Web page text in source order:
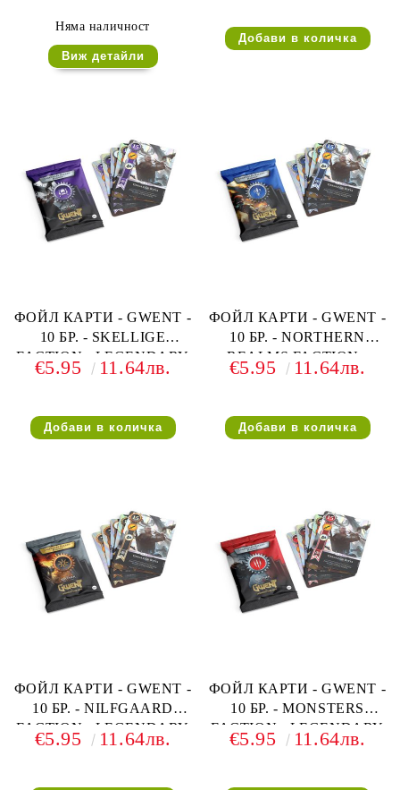
Няма наличност
Виж детайли
ФОЙЛ КАРТИ - GWENT -
10 БР. - SKELLIGE
FACTION - LEGENDARY
BALLAD FOIL CARDS
€5.95 11.64лв.
ФОЙЛ КАРТИ - GWENT -
10 БР. - NORTHERN
REALMS FACTION -
LEGENDARY BALLAD
€5.95 11.64лв.
ФОЙЛ КАРТИ - GWENT -
10 БР. - NILFGAARD
FACTION - LEGENDARY
BALLAD FOIL CARDS
€5.95 11.64лв.
ФОЙЛ КАРТИ - GWENT -
10 БР. - MONSTERS
FACTION - LEGENDARY
BALLAD FOIL CARDS
€5.95 11.64лв.